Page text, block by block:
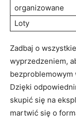
organizowane
Loty
Zadbaj o
wyprzedzeniem,
bezproblemowym
Dzięki
skupić‌ się na
martwić się​ o